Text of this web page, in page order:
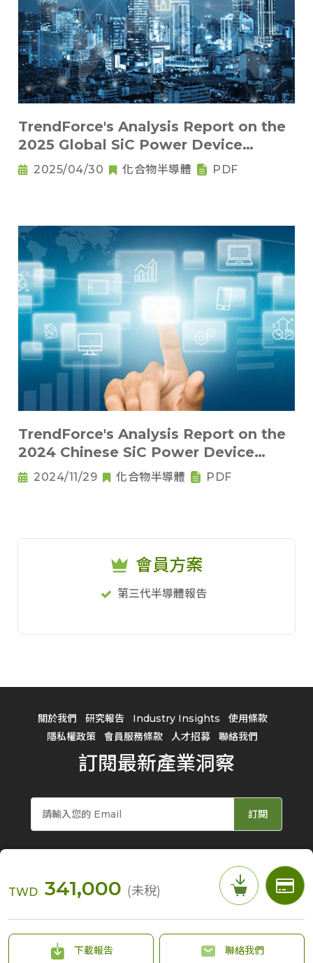
TWD 341,000 (未稅)
下載報告 聯絡我們
TrendForce's Analysis Report on the
2025 Global SiC Power Device
Market
2025/04/30 化合物半導體 PDF
TrendForce's Analysis Report on the
2024 Chinese SiC Power Device
Market
2024/11/29 化合物半導體 PDF
會員方案
第三代半導體報告
關於我們 研究報告 Industry Insights
使用條款
隱私權政策
會員服務條款 人才招募 聯絡我們
訂閱最新產業洞察
訂閱
© 2026 TrendForce Corp. All rights reserved